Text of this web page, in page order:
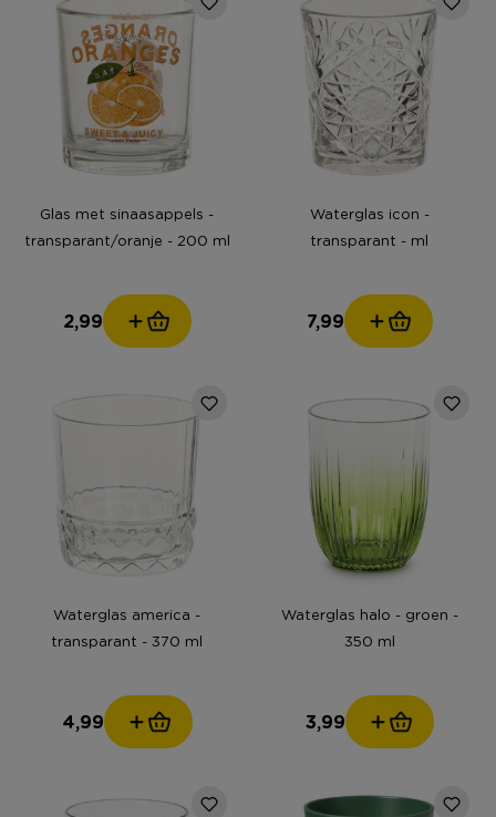
Glas met sinaasappels -
transparant/oranje - 200 ml
2,99
Waterglas icon -
transparant - ml
7,99
Waterglas america -
transparant - 370 ml
4,99
Waterglas halo - groen -
350 ml
3,99